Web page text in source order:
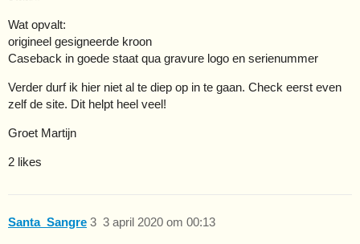
Wat opvalt:
origineel gesigneerde kroon
Caseback in goede staat qua gravure logo en serienummer
Verder durf ik hier niet al te diep op in te gaan. Check eerst even
zelf de site. Dit helpt heel veel!
Groet Martijn
2 likes
Santa_Sangre 3 april 2020 om 00:13
3